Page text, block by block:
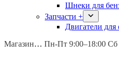
Шнеки для
Запчасти +
Двигатели для
Магазины: Калуга ул.
Пн-Пт 9:00–18:00 Сб